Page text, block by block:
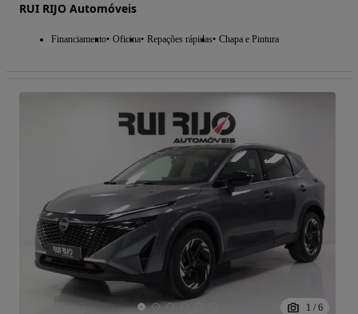
RUI RIJO Automóveis
Financiamento Oficina Repações rápidas Chapa e Pintura
1 / 6